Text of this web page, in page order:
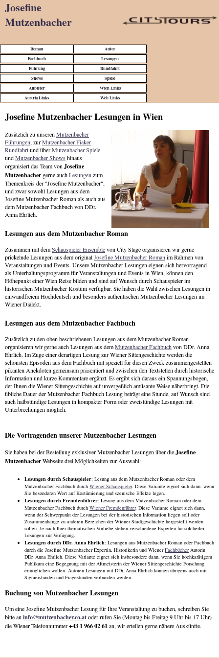
Josefine
Mutzenbacher
Roman
Autor
Fachbuch
Lesungen
Führung
Rundfahrt
Shows
Spiele
Anbieter
Wien Links
Austria Links
Web Links
Josefine Mutzenbacher Lesungen in Wien
Zusätzlich zu unserenMutzenbacher
Führungen, zurMutzenbacher Fiaker
Rundfahrtund überMutzenbacher Spiele
undMutzenbacher Showshinaus
organisiert das Team vonJosefine
Mutzenbachergerne auchLesungenzum
Themenkreis der "Josefine Mutzenbacher",
und zwar sowohl Lesungen aus dem
Josefine Mutzenbacher Roman als auch aus
dem Mutzenbacher Fachbuch von DDr.
Anna Ehrlich.
Lesungen aus dem Mutzenbacher Roman
Zusammen mit demSchauspieler Ensemblevon City Stage organisieren wir gerne
prickelnde Lesungen aus dem originalJosefine Mutzenbacher Romanim Rahmen von
Veranstaltungen und Events. Unsere Mutzenbacher Lesungen eignen sich hervorragend
als Unterhaltungsprogramm für Veranstaltungen und Events in Wien, können den
Höhepunkt einer Wien Reise bilden und sind auf Wunsch durch Schauspieler im
historischen Mutzenbacher Kostüm verfügbar. Sie haben die Wahl zwischen Lesungen in
einwandfreiem Hochdeutsch und besonders authentischen Mutzenbacher Lesungen im
Wiener Dialekt.
Lesungen aus dem Mutzenbacher Fachbuch
Zusätzlich zu den oben beschriebenen Lesungen aus dem Mutzenbacher Roman
organisieren wir gerne auch Lesungen aus demMutzenbacher Fachbuchvon DDr. Anna
Ehrlich. Im Zuge einer derartigen Lesung zur Wiener Sittengeschichte werden die
schönsten Episoden aus dem Fachbuch mit speziell für diesen Zweck zusammengestellten
pikanten Anekdoten gemeinsam präsentiert und zwischen den Textstellen durch historische
Information und kurze Kommentare ergänzt. Es ergibt sich daraus ein Spannungsbogen,
der Ihnen die Wiener Sittengeschichte auf unvergeßlich amüsante Weise näherbringt. Die
übliche Dauer der Mutzenbacher Fachbuch Lesung beträgt eine Stunde, auf Wunsch sind
auch halbstündige Lesungen in kompakter Form oder zweistündige Lesungen mit
Unterbrechungen möglich.
Die Vortragenden unserer Mutzenbacher Lesungen
Sie haben bei der Bestellung exklusiver Mutzenbacher Lesungen über dieJosefine
MutzenbacherWebseite drei Möglichkeiten zur Auswahl:
Lesungen durch Schauspieler: Lesung aus dem Mutzenbacher Roman oder dem
Mutzenbacher Fachbuch durch Wiener Schauspieler. Diese Variante eignet sich dann, wenn
Sie besonderen Wert auf Kostümierung und szenische Effekte legen.
Lesungen durch Fremdenführer: Lesung aus dem Mutzenbacher Roman oder dem
Mutzenbacher Fachbuch durch Wiener Fremdenführer. Diese Variante eignet sich dann,
wenn der Schwerpunkt der Lesungen bei der historischen Information liegen soll oder
Zusammenhänge zu anderen Bereichen der Wiener Stadtgeschichte hergestellt werden
sollen. Je nach Ihrer thematischen Vorliebe stehen verschiedene Experten für solcherlei
Lesungen zur Verfügung.
Lesungen durch DDr. Anna Ehrlich: Lesungen aus Mutzenbacher Roman oder Fachbuch
durch die Josefine Mutzenbacher Expertin, Historikerin und WienerFachbücherAutorin
DDr. Anna Ehrlich. Diese Variante eignet sich insbesondere dann, wenn Sie hochkarätigem
Publikum eine Begegnung mit der Altmeisterin der Wiener Sittengeschichte Forschung
ermöglichen wollen. Autoren Lesungen mit DDr. Anna Ehrlich können übrigens auch mit
Signierstunden und Fragestunden verbunden werden.
Buchung von Mutzenbacher Lesungen
Um eine Josefine Mutzenbacher Lesung für Ihre Veranstaltung zu buchen, schreiben Sie
bitte aninfo@mutzenbacher.co.atoder rufen Sie (Montag bis Freitag 9 Uhr bis 17 Uhr)
die Wiener Telefonnummer+43 1 966 02 61an, wir erteilen gerne nähere Auskünfte.